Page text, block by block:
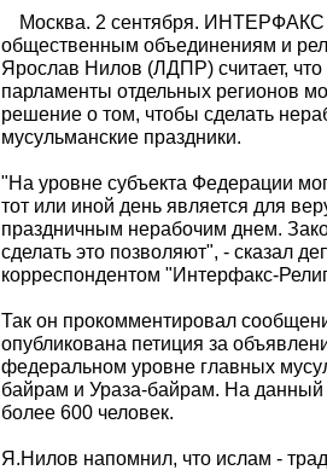
Москва. 2 сентября. ИНТЕРФАКС
общественным объединениям и
Ярослав Нилов (ЛДПР) считает,
парламенты отдельных регионов
решение о том, чтобы сделать
мусульманские праздники.
"На уровне субъекта Федерации
тот или иной день является для
праздничным нерабочим днем.
сделать это позволяют", - сказал
корреспондентом "Интерфакс-
Так он прокомментировал
опубликована петиция за
федеральном уровне главных
байрам и Ураза-байрам. На
более 600 человек.
Я.Нилов напомнил, что ислам -